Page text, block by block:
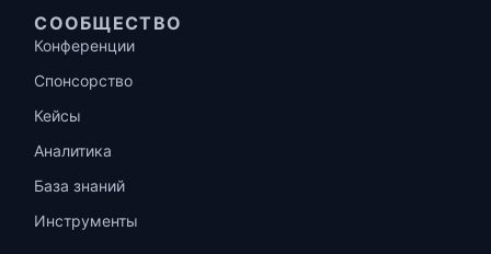
СООБЩЕСТВО
Конференции
Спонсорство
Кейсы
Аналитика
База знаний
Инструменты